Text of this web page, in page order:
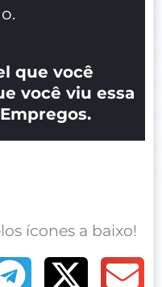
que você
você viu essa
ícones a baixo!